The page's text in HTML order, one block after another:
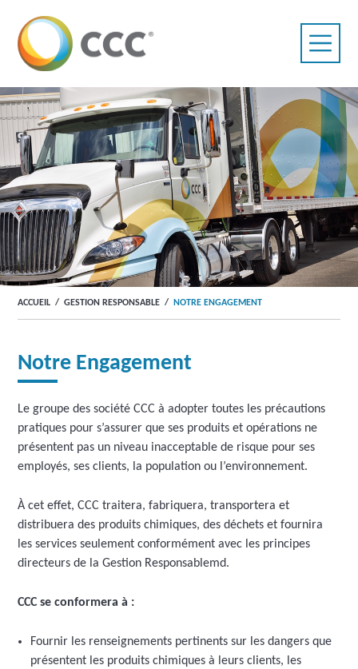
ACCUEIL / GESTION RESPONSABLE / NOTRE ENGAGEMENT
Notre Engagement
Le groupe des société CCC à adopter toutes les précautions
pratiques pour s’assurer que ses produits et opérations ne
présentent pas un niveau inacceptable de risque pour ses
employés, ses clients, la population ou l’environnement.
À cet effet, CCC traitera, fabriquera, transportera et
distribuera des produits chimiques, des déchets et fournira
les services seulement conformément avec les principes
directeurs de la Gestion Responsablemd.
CCC se conformera à :
Fournir les renseignements pertinents sur les dangers que
présentent les produits chimiques à leurs clients, les